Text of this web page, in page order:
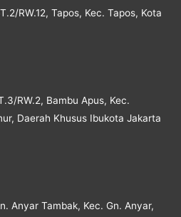
RW.12, Tapos, Kec. Tapos, Kota
RW.2, Bambu Apus, Kec.
Daerah Khusus Ibukota Jakarta
Anyar Tambak, Kec. Gn. Anyar,